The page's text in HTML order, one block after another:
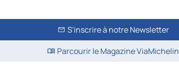
S'inscrire à notre Newsletter
Parcourir le Magazine ViaMichelin